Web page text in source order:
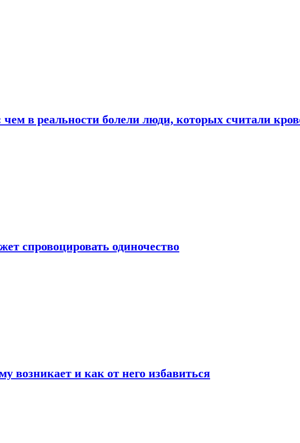
в реальности болели люди, которых считали
спровоцировать одиночество
возникает и как от него избавиться